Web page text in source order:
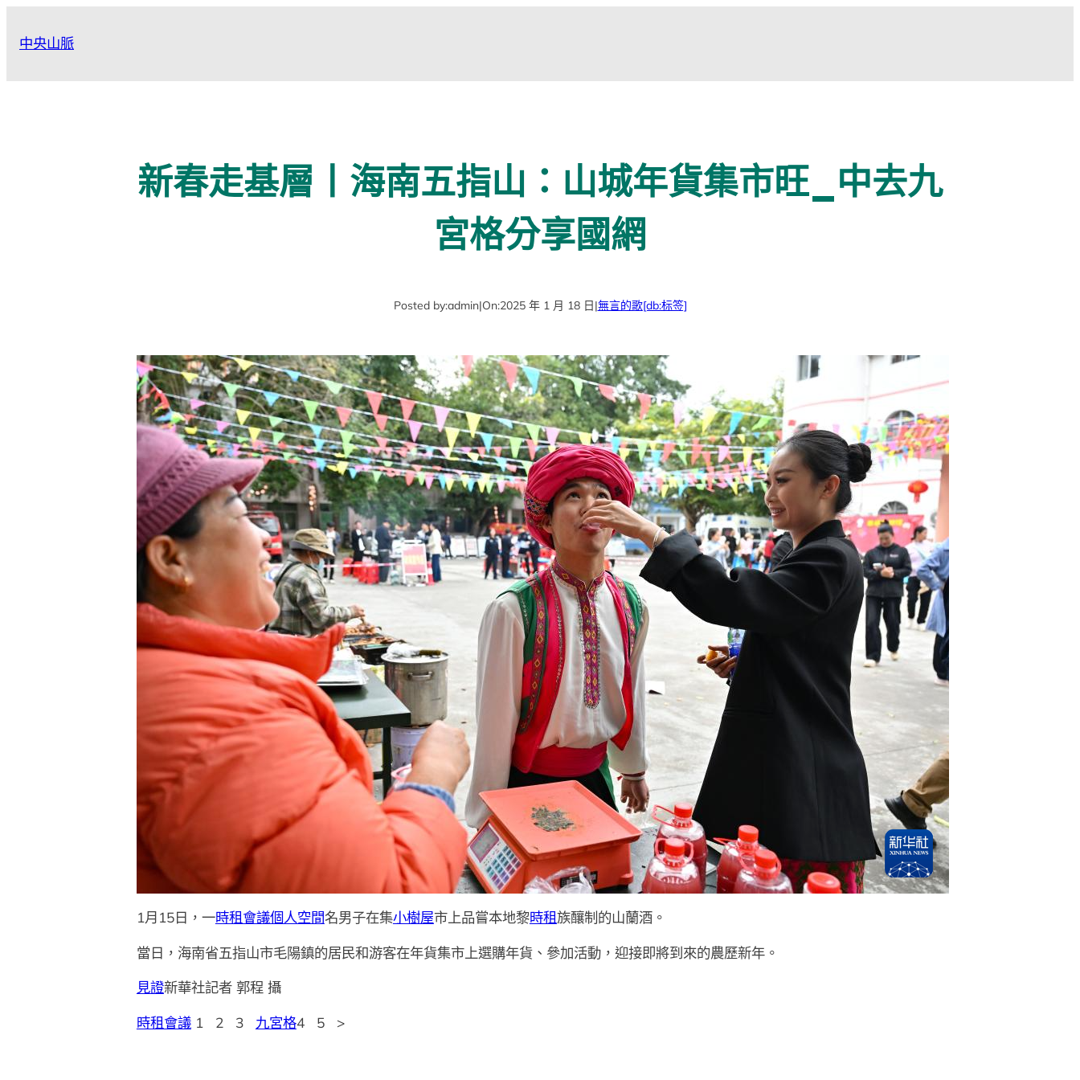
中央山脈
新春走基層丨海南五指山：山城年貨集市旺_中去九
宮格分享國網
Posted by:admin|On:2025 年 1 月 18 日|無言的歌[db:标签]
1月15日，一時租會議個人空間名男子在集小樹屋市上品嘗本地黎時租族釀制的山蘭酒。
當日，海南省五指山市毛陽鎮的居民和游客在年貨集市上選購年貨、參加活動，迎接即將到來的農歷新年。
見證新華社記者 郭程 攝
時租會議1 2 3 九宮格4 5 >